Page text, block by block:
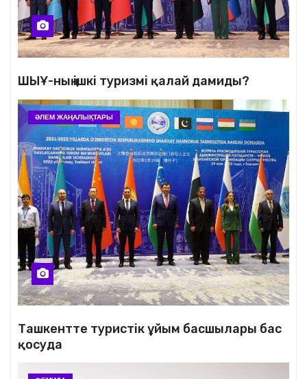
ШЫҰ-ның ішкі туризмі қалай дамиды?
ӘЛЕМ ЖАҢАЛЫҚТАРЫ
Ташкентте туристік ұйым басшылары бас
қосуда